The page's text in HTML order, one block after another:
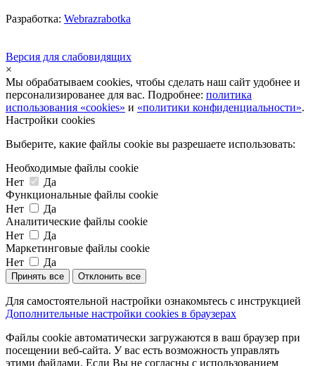
Разработка: Webrazrabotka
Версия для слабовидящих
×
Мы обрабатываем cookies, чтобы сделать наш сайт удобнее и
персонализированее для вас. Подробнее: политика
использования «cookies» и «политики конфиденциальности».
Настройки cookies
Выберите, какие файлы cookie вы разрешаете использовать:
Необходимые файлы cookie
Нет
Да
Функциональные файлы cookie
Нет
Да
Аналитические файлы cookie
Нет
Да
Маркетинговые файлы cookie
Нет
Да
Принять все Отклонить все
Для самостоятельной настройки ознакомьтесь с инструкцией
Дополнительные настройки cookies в браузерах
Файлы cookie автоматически загружаются в ваш браузер при
посещении веб-сайта. У вас есть возможность управлять
этими файлами. Если Вы не согласны с использованием